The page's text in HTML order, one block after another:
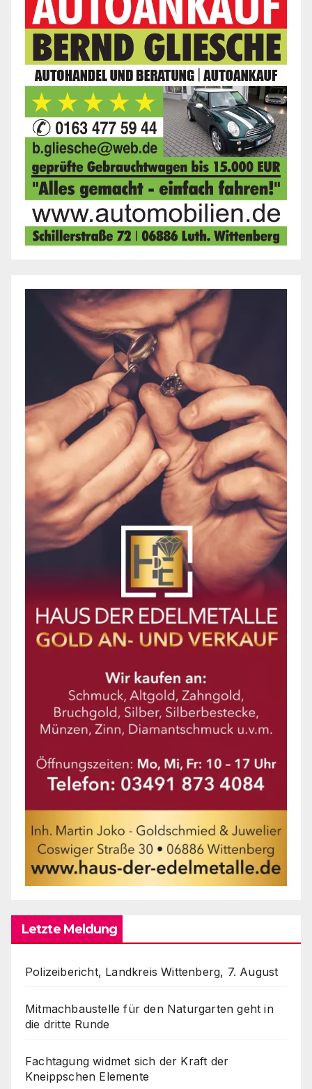
Letzte Meldung
Polizeibericht, Landkreis Wittenberg, 7. August
Mitmachbaustelle für den Naturgarten geht in
die dritte Runde
Fachtagung widmet sich der Kraft der
Kneippschen Elemente